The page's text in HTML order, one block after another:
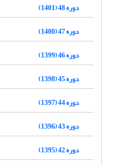
دوره 48 (1401)
دوره 47 (1400)
دوره 46 (1399)
دوره 45 (1398)
دوره 44 (1397)
دوره 43 (1396)
دوره 42 (1395)